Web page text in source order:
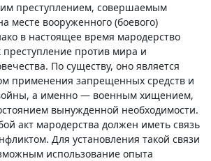
преступлением, совершаемым
месте вооруженного (боевого)
в настоящее время мародерство
преступление против мира и
По существу, оно является
применения запрещенных средств и
а именно — военным хищением,
вынужденной необходимости.
акт мародерства должен иметь связь
Для установления такой связи
использование опыта